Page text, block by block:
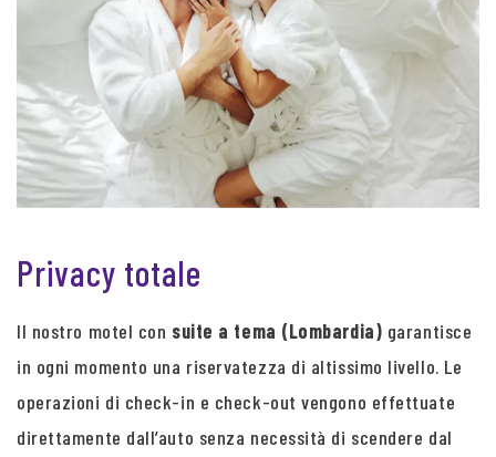
Privacy totale
Il nostro motel con suite a tema (Lombardia) garantisce
in ogni momento una riservatezza di altissimo livello. Le
operazioni di check-in e check-out vengono effettuate
direttamente dall’auto senza necessità di scendere dal